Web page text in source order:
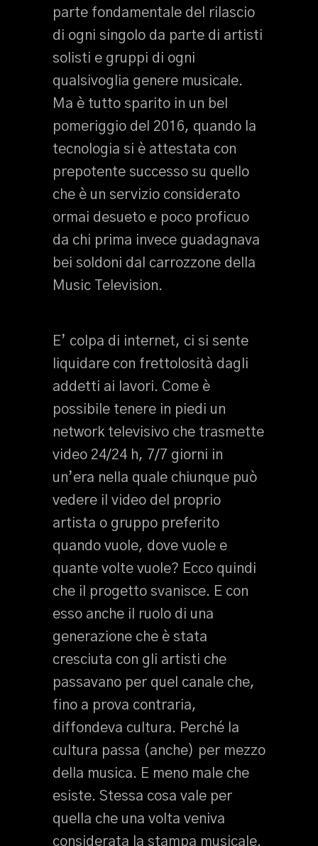
parte fondamentale del rilascio
di ogni singolo da parte di artisti
solisti e gruppi di ogni
qualsivoglia genere musicale.
Ma è tutto sparito in un bel
pomeriggio del 2016, quando la
tecnologia si è attestata con
prepotente successo su quello
che è un servizio considerato
ormai desueto e poco proficuo
da chi prima invece guadagnava
bei soldoni dal carrozzone della
Music Television.
E’ colpa di internet, ci si sente
liquidare con frettolosità dagli
addetti ai lavori. Come è
possibile tenere in piedi un
network televisivo che trasmette
video 24/24 h, 7/7 giorni in
un’era nella quale chiunque può
vedere il video del proprio
artista o gruppo preferito
quando vuole, dove vuole e
quante volte vuole? Ecco quindi
che il progetto svanisce. E con
esso anche il ruolo di una
generazione che è stata
cresciuta con gli artisti che
passavano per quel canale che,
fino a prova contraria,
diffondeva cultura. Perché la
cultura passa (anche) per mezzo
della musica. E meno male che
esiste. Stessa cosa vale per
quella che una volta veniva
considerata la stampa musicale.